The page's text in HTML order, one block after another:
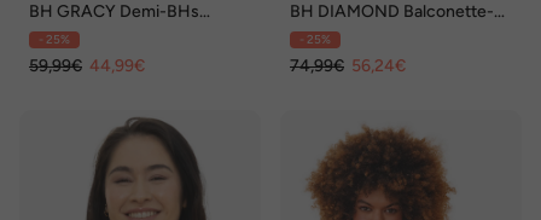
BH GRACY Demi-BHs
Bügel-BHs
- 25%
59,99€ 44,99€
BH DIAMOND Balconette-
BHs
- 25%
74,99€ 56,24€